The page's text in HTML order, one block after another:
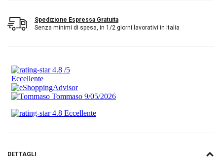
Spedizione Espressa Gratuita
Senza minimi di spesa, in 1/2 giorni lavorativi in Italia
DETTAGLI